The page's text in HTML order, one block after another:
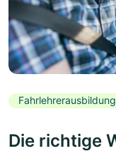
Fahrlehrerausbildung
Die richtige